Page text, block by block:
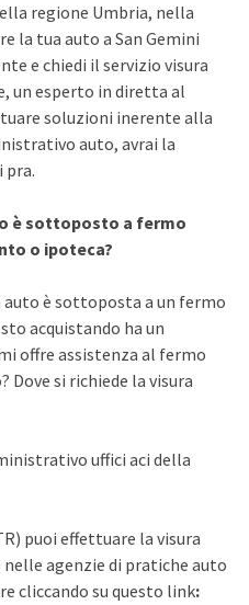
regione Umbria, nella
la tua auto a San Gemini
e chiedi il servizio visura
un esperto in diretta al
soluzioni inerente alla
auto, avrai la
pra.
è sottoposto a fermo
o ipoteca?
auto è sottoposta a un fermo
acquistando ha un
offre assistenza al fermo
si richiede la visura
uffici aci della
puoi effettuare la visura
agenzie di pratiche auto
cliccando su questo link: